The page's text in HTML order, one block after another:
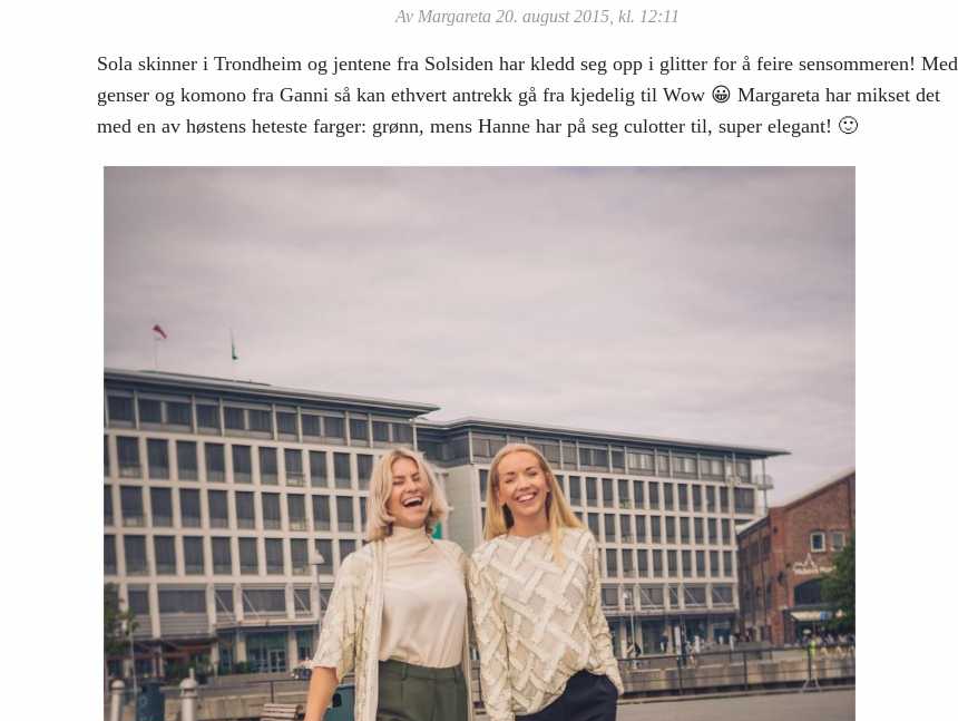
Av Margareta 20. august 2015, kl. 12:11
Sola skinner i Trondheim og jentene fra Solsiden har kledd seg opp i glitter for å feire sensommeren! Med
genser og komono fra Ganni så kan ethvert antrekk gå fra kjedelig til Wow 😀 Margareta har mikset det
med en av høstens heteste farger: grønn, mens Hanne har på seg culotter til, super elegant! 🙂